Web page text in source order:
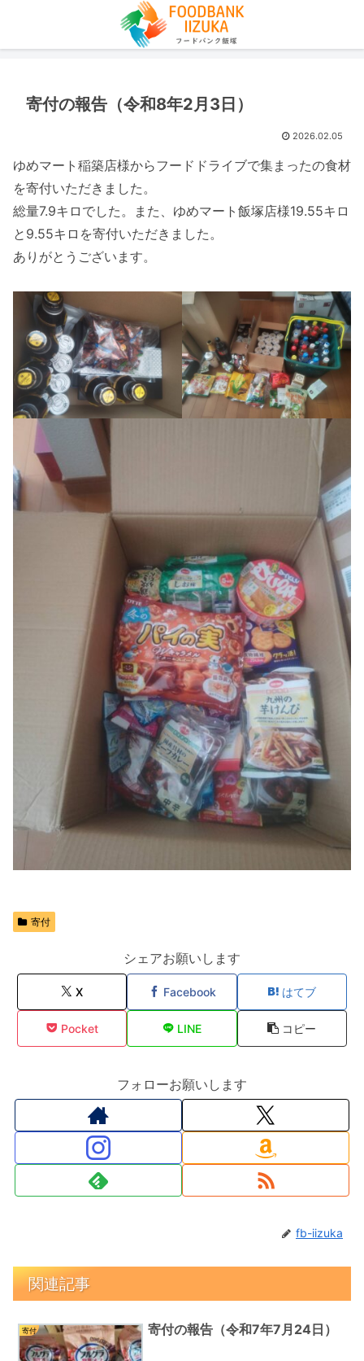
寄付の報告（令和8年2月3日）
2026.02.05
ゆめマート稲築店様からフードドライブで集まったの食材
を寄付いただきました。
総量7.9キロでした。また、ゆめマート飯塚店様19.55キロ
と9.55キロを寄付いただきました。
ありがとうございます。
寄付
シェアお願いします
X Facebook はてブ
Pocket LINE コピー
フォローお願いします
fb-iizuka
関連記事
寄付 寄付の報告（令和7年7月24日）